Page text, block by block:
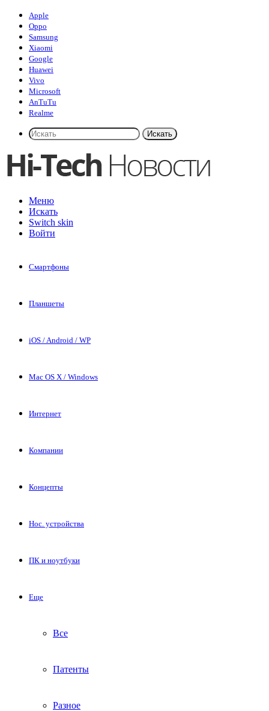
Apple
Oppo
Samsung
Xiaomi
Google
Huawei
Vivo
Microsoft
AnTuTu
Realme
Искать
Меню
Искать
Switch skin
Войти
Смартфоны
Планшеты
iOS / Android / WP
Mac OS X / Windows
Интернет
Компании
Концепты
Нос. устройства
ПК и ноутбуки
Еще
Все
Патенты
Разное